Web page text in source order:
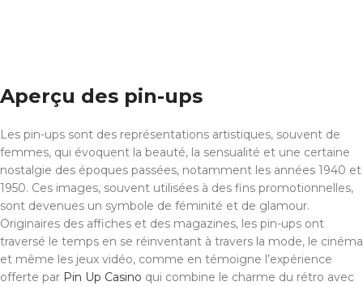
Aperçu des pin-ups
Les pin-ups sont des représentations artistiques, souvent de
femmes, qui évoquent la beauté, la sensualité et une certaine
nostalgie des époques passées, notamment les années 1940 et
1950. Ces images, souvent utilisées à des fins promotionnelles,
sont devenues un symbole de féminité et de glamour.
Originaires des affiches et des magazines, les pin-ups ont
traversé le temps en se réinventant à travers la mode, le cinéma
et même les jeux vidéo, comme en témoigne l’expérience
offerte par Pin Up Casino qui combine le charme du rétro avec